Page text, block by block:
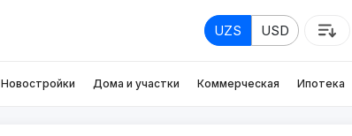
UZS USD
Новостройки Дома и участки Коммерческая Ипотека